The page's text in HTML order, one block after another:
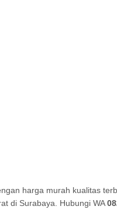
harga murah kualitas
di Surabaya. Hubungi WA